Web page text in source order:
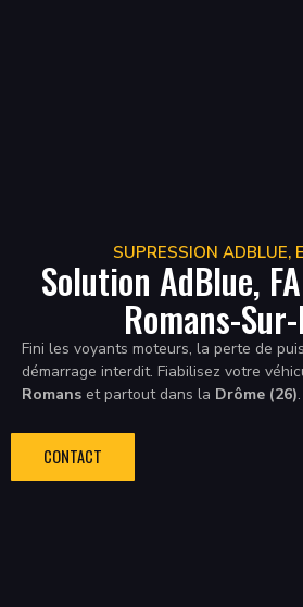
SUPRESSION ADBLUE,
Solution AdBlue,
Romans-
Fini les voyants moteurs, la perte de
démarrage interdit. Fiabilisez votre
Romans et partout dans la Drôme (26).
CONTACT